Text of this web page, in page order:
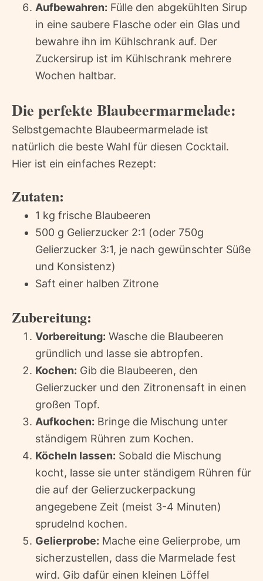
Aufbewahren: Fülle den abgekühlten Sirup
in eine saubere Flasche oder ein Glas und
bewahre ihn im Kühlschrank auf. Der
Zuckersirup ist im Kühlschrank mehrere
Wochen haltbar.
Die perfekte Blaubeermarmelade:
Selbstgemachte Blaubeermarmelade ist
natürlich die beste Wahl für diesen Cocktail.
Hier ist ein einfaches Rezept:
Zutaten:
1 kg frische Blaubeeren
500 g Gelierzucker 2:1 (oder 750g
Gelierzucker 3:1, je nach gewünschter Süße
und Konsistenz)
Saft einer halben Zitrone
Zubereitung:
Vorbereitung: Wasche die Blaubeeren
gründlich und lasse sie abtropfen.
Kochen: Gib die Blaubeeren, den
Gelierzucker und den Zitronensaft in einen
großen Topf.
Aufkochen: Bringe die Mischung unter
ständigem Rühren zum Kochen.
Köcheln lassen: Sobald die Mischung
kocht, lasse sie unter ständigem Rühren für
die auf der Gelierzuckerpackung
angegebene Zeit (meist 3-4 Minuten)
sprudelnd kochen.
Gelierprobe: Mache eine Gelierprobe, um
sicherzustellen, dass die Marmelade fest
wird. Gib dafür einen kleinen Löffel